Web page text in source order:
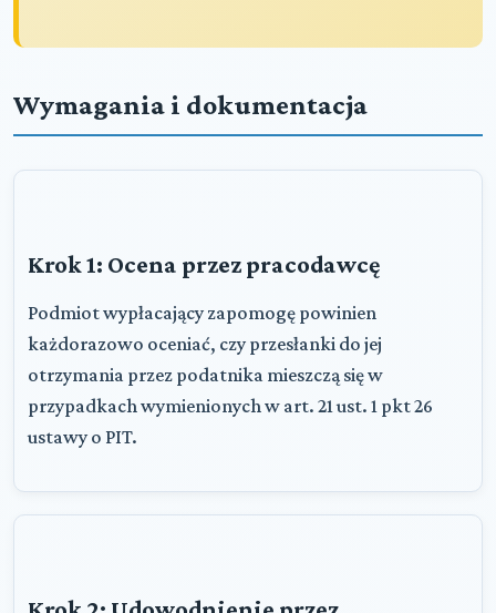
Wymagania i dokumentacja
Krok 1: Ocena przez pracodawcę
Podmiot wypłacający zapomogę powinien
każdorazowo oceniać, czy przesłanki do jej
otrzymania przez podatnika mieszczą się w
przypadkach wymienionych w art. 21 ust. 1 pkt 26
ustawy o PIT.